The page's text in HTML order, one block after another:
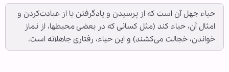
حیاء جهل آن است که از پرسیدن و یادگرفتن یا از عبادت‌کردن و
امثال آن، حیاء کند (مثل کسانی که در بعضی محیطها، از نماز
خواندن، خجالت می‌کشند) و این حیاء، رفتاری جاهلانه است.